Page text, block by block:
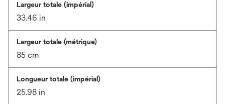
Largeur totale (impérial)
33.46 in
Largeur totale (métrique)
85 cm
Longueur totale (impérial)
25.98 in